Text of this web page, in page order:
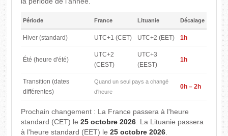
Période France Lituanie Décalage
Hiver (standard) UTC+1 (CET) UTC+2 (EET) 1h
Été (heure d'été)
UTC+2
(CEST)
UTC+3
(EEST)
1h
Transition (dates
différentes)
Quand un seul pays a changé
d'heure
0h – 2h
Prochain changement : La France passera à l'heure
standard (CET) le25 octobre 2026. La Lituanie passera
à l'heure standard (EET) le25 octobre 2026.